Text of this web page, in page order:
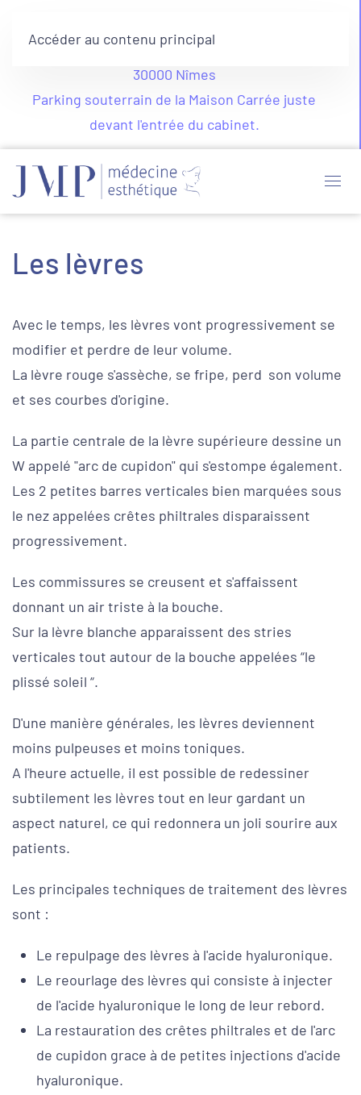
5 boulevard Alphonse Daudet (Place d'Assas),
30000 Nîmes
Parking souterrain de la Maison Carrée juste
devant l'entrée du cabinet.
Accéder au contenu principal
Les lèvres
Avec le temps, les lèvres vont progressivement se
modifier et perdre de leur volume.
La lèvre rouge s'assèche, se fripe, perd son volume
et ses courbes d'origine.
La partie centrale de la lèvre supérieure dessine un
W appelé "arc de cupidon" qui s'estompe également.
Les 2 petites barres verticales bien marquées sous
le nez appelées crêtes philtrales disparaissent
progressivement.
Les commissures se creusent et s'affaissent
donnant un air triste à la bouche.
Sur la lèvre blanche apparaissent des stries
verticales tout autour de la bouche appelées “le
plissé soleil “.
D'une manière générales, les lèvres deviennent
moins pulpeuses et moins toniques.
A l'heure actuelle, il est possible de redessiner
subtilement les lèvres tout en leur gardant un
aspect naturel, ce qui redonnera un joli sourire aux
patients.
Les principales techniques de traitement des lèvres
sont :
Le repulpage des lèvres à l'acide hyaluronique.
Le reourlage des lèvres qui consiste à injecter
de l'acide hyaluronique le long de leur rebord.
La restauration des crêtes philtrales et de l'arc
de cupidon grace à de petites injections d'acide
hyaluronique.